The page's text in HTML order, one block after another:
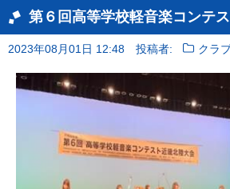
第６回高等学校軽音楽コンテ
2023年08月01日 12:48 投稿者: クラ